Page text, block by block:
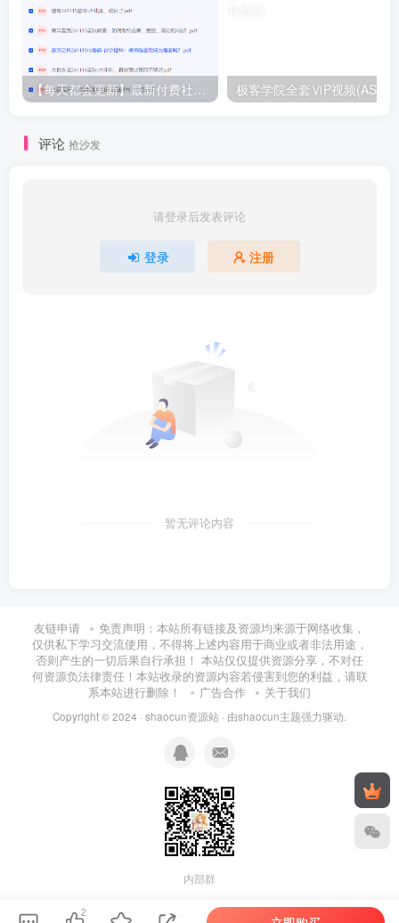
【每天都会更新】最新付费社群公众号文章 极客学院全套ⅥP视频(AS版)
评论 抢沙发
请登录后发表评论
登录 注册
暂无评论内容
友链申请
免责声明：本站所有链接及资源均来源于网络收集，
仅供私下学习交流使用，不得将上述内容用于商业或者非法用途，
否则产生的一切后果自行承担！ 本站仅仅提供资源分享，不对任
何资源负法律责任！本站收录的资源内容若侵害到您的利益，请联
系本站进行删除！
广告合作 关于我们
Copyright © 2024 · shaocun资源站 · 由shaocun主题强力驱动.
内部群
2